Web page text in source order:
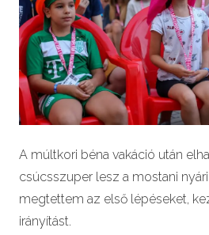
A múltkori béna vakáció után
csúcsszuper lesz a mostani
megtettem az első lépéseket,
irányítást.